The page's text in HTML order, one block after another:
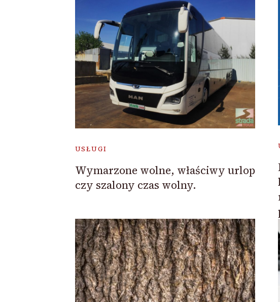
USŁUGI
Wymarzone wolne, właściwy urlop
czy szalony czas wolny.